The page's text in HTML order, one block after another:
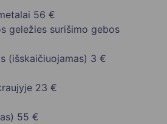
56 €
geležies surišimo gebos
(išskaičiuojamas) 3 €
23 €
55 €